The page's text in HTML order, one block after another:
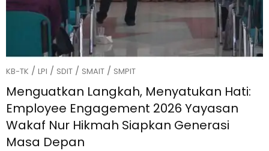
KB-TK / LPI / SDIT / SMAIT / SMPIT
Menguatkan Langkah, Menyatukan Hati:
Employee Engagement 2026 Yayasan
Wakaf Nur Hikmah Siapkan Generasi
Masa Depan